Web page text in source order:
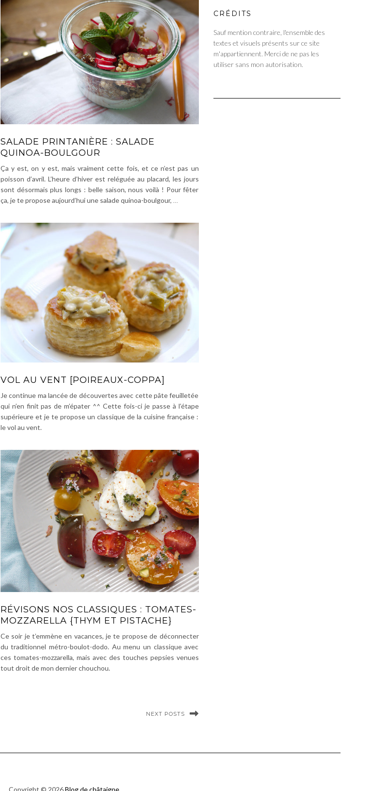
SALADE PRINTANIÈRE : SALADE
QUINOA-BOULGOUR
Ça y est, on y est, mais vraiment cette fois, et ce n’est pas un
poisson d’avril. L’heure d’hiver est reléguée au placard, les jours
sont désormais plus longs : belle saison, nous voilà ! Pour fêter
ça, je te propose aujourd’hui une salade quinoa-boulgour, …
VOL AU VENT [POIREAUX-COPPA]
Je continue ma lancée de découvertes avec cette pâte feuilletée
qui n’en finit pas de m’épater ^^ Cette fois-ci je passe à l’étape
supérieure et je te propose un classique de la cuisine française :
le vol au vent.
RÉVISONS NOS CLASSIQUES : TOMATES-
MOZZARELLA {THYM ET PISTACHE}
Ce soir je t’emmène en vacances, je te propose de déconnecter
du traditionnel métro-boulot-dodo. Au menu un classique avec
ces tomates-mozzarella, mais avec des touches pepsies venues
tout droit de mon dernier chouchou.
NEXT POSTS
CRÉDITS
Sauf mention contraire, l'ensemble des
textes et visuels présents sur ce site
m'appartiennent. Merci de ne pas les
utiliser sans mon autorisation.
Copyright © 2026Blog de châtaigne